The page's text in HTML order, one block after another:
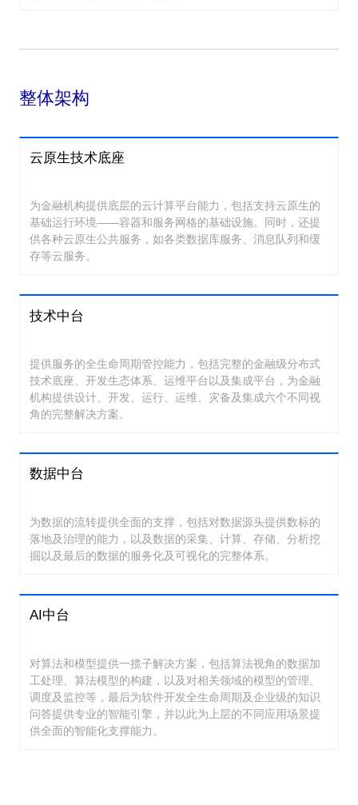
整体架构
云原生技术底座
为金融机构提供底层的云计算平台能力，包括支持云原生的
基础运行环境——容器和服务网格的基础设施。同时，还提
供各种云原生公共服务，如各类数据库服务、消息队列和缓
存等云服务。
技术中台
提供服务的全生命周期管控能力，包括完整的金融级分布式
技术底座、开发生态体系、运维平台以及集成平台，为金融
机构提供设计、开发、运行、运维、灾备及集成六个不同视
角的完整解决方案。
数据中台
为数据的流转提供全面的支撑，包括对数据源头提供数标的
落地及治理的能力，以及数据的采集、计算、存储、分析挖
掘以及最后的数据的服务化及可视化的完整体系。
AI中台
对算法和模型提供一揽子解决方案，包括算法视角的数据加
工处理、算法模型的构建，以及对相关领域的模型的管理、
调度及监控等，最后为软件开发全生命周期及企业级的知识
问答提供专业的智能引擎，并以此为上层的不同应用场景提
供全面的智能化支撑能力。